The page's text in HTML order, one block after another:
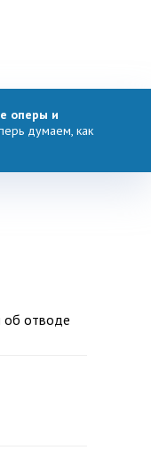
оперы и
думаем, как
об отводе